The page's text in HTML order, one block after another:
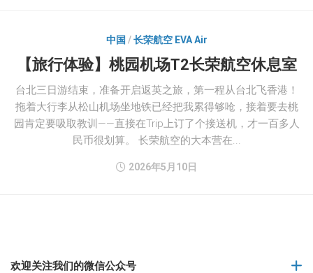
中国 /长荣航空 EVA Air
【旅行体验】桃园机场T2长荣航空休息室
台北三日游结束，准备开启返英之旅，第一程从台北飞香港！
拖着大行李从松山机场坐地铁已经把我累得够呛，接着要去桃
园肯定要吸取教训——直接在Trip上订了个接送机，才一百多人
民币很划算。 长荣航空的大本营在...
2026年5月10日
欢迎关注我们的微信公众号